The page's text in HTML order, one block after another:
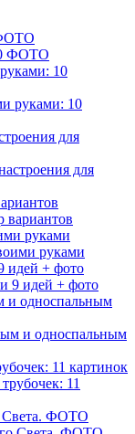
10
для
руками
идей + фото
и односпальным
11 картинок
Света. ФОТО